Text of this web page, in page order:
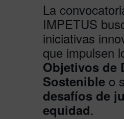
La
IMPETUS
iniciativas
que impulsen
Objetivos de
Sostenible o
desafíos de
equidad.